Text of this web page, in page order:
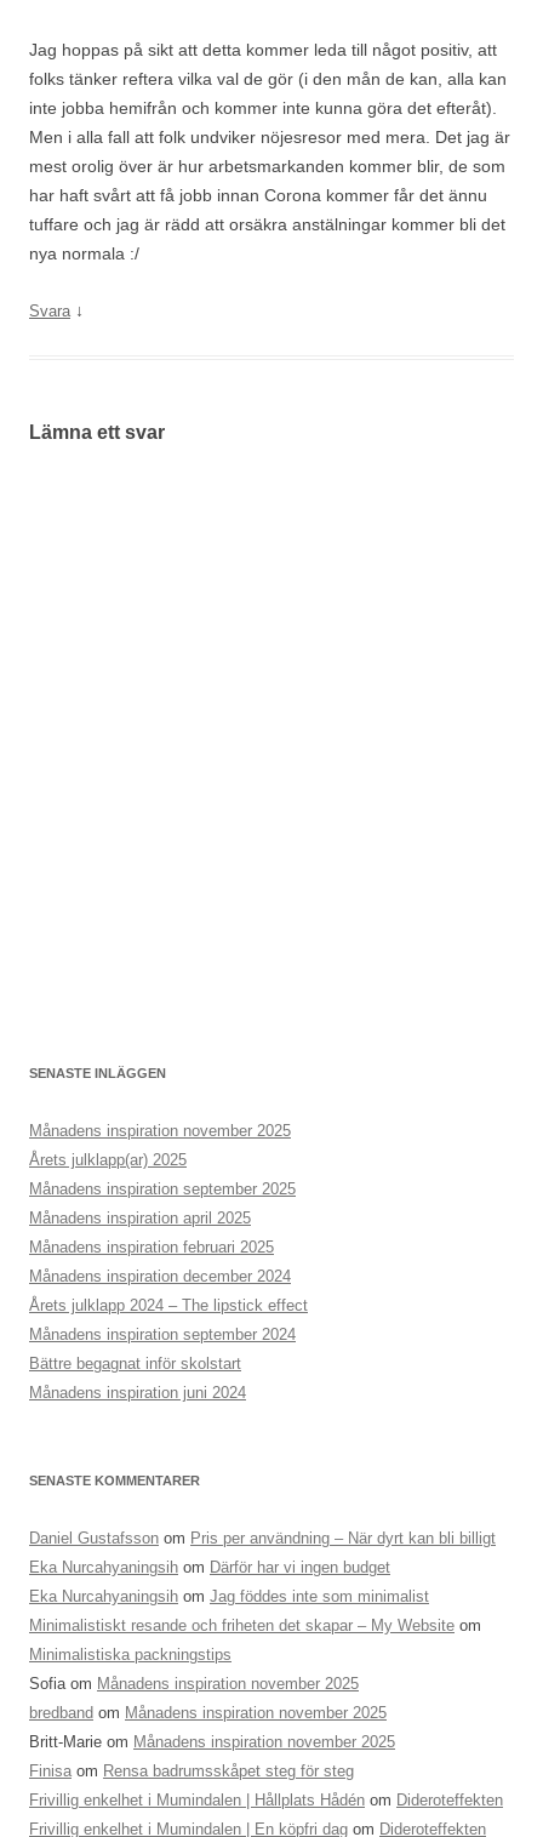
Jag hoppas på sikt att detta kommer leda till något positiv, att
folks tänker reftera vilka val de gör (i den mån de kan, alla kan
inte jobba hemifrån och kommer inte kunna göra det efteråt).
Men i alla fall att folk undviker nöjesresor med mera. Det jag är
mest orolig över är hur arbetsmarkanden kommer blir, de som
har haft svårt att få jobb innan Corona kommer får det ännu
tuffare och jag är rädd att orsäkra anstälningar kommer bli det
nya normala :/
Svara ↓
Lämna ett svar
SENASTE INLÄGGEN
Månadens inspiration november 2025
Årets julklapp(ar) 2025
Månadens inspiration september 2025
Månadens inspiration april 2025
Månadens inspiration februari 2025
Månadens inspiration december 2024
Årets julklapp 2024 – The lipstick effect
Månadens inspiration september 2024
Bättre begagnat inför skolstart
Månadens inspiration juni 2024
SENASTE KOMMENTARER
Daniel Gustafsson om Pris per användning – När dyrt kan bli billigt
Eka Nurcahyaningsih om Därför har vi ingen budget
Eka Nurcahyaningsih om Jag föddes inte som minimalist
Minimalistiskt resande och friheten det skapar – My Website om
Minimalistiska packningstips
Sofia om Månadens inspiration november 2025
bredband om Månadens inspiration november 2025
Britt-Marie om Månadens inspiration november 2025
Finisa om Rensa badrumsskåpet steg för steg
Frivillig enkelhet i Mumindalen | Hållplats Hådén om Dideroteffekten
Frivillig enkelhet i Mumindalen | En köpfri dag om Dideroteffekten